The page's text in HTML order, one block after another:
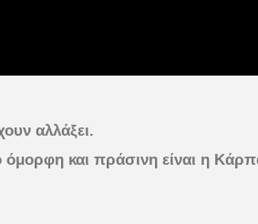
αλλάξει.
όμορφη και πράσινη είναι η